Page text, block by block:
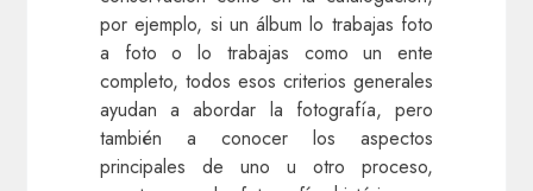
por ejemplo, si un álbum lo trabajas foto
a foto o lo trabajas como un ente
completo, todos esos criterios generales
ayudan a abordar la fotografía, pero
también a conocer los aspectos
principales de uno u otro proceso,